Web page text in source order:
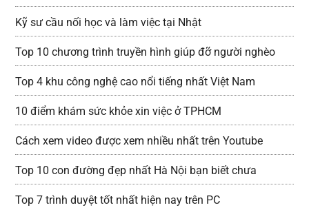
Kỹ sư cầu nối học và làm việc tại Nhật
Top 10 chương trình truyền hình giúp đỡ người nghèo
Top 4 khu công nghệ cao nổi tiếng nhất Việt Nam
10 điểm khám sức khỏe xin việc ở TPHCM
Cách xem video được xem nhiều nhất trên Youtube
Top 10 con đường đẹp nhất Hà Nội bạn biết chưa
Top 7 trình duyệt tốt nhất hiện nay trên PC